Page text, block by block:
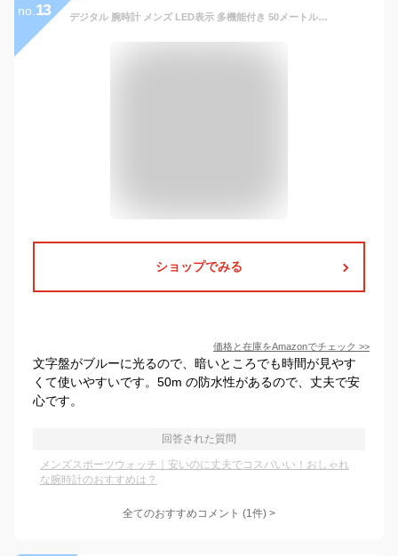
no. 13 デジタル 腕時計 メンズ LED表示 多機能付き 50メートル防水 日付 曜日 アラーム 防水腕時計 スポーツウォッチ おしゃれ アウトドア デジタル腕時計 日本語取扱説明書付き
ショップでみる
価格と在庫をAmazonでチェック >>
文字盤がブルーに光るので、暗いところでも時間が見やす
くて使いやすいです。50m の防水性があるので、丈夫で安
心です。
回答された質問
メンズスポーツウォッチ｜安いのに丈夫でコスパいい！おしゃれ
な腕時計のおすすめは？
全てのおすすめコメント (1件) >